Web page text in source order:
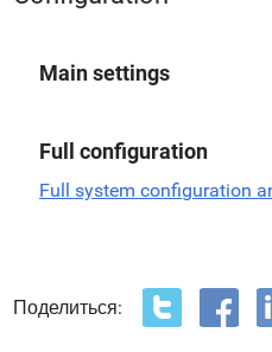
Main settings
Full configuration
Full system configuration
Поделиться: